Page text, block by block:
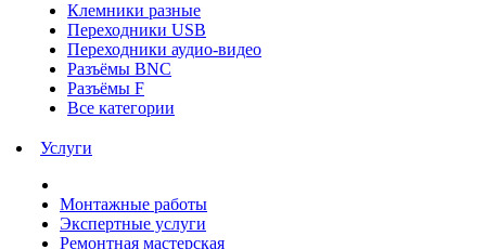
Клемники разные
Переходники USB
Переходники аудио-видео
Разъёмы BNC
Разъёмы F
Все категории
Услуги
Монтажные работы
Экспертные услуги
Ремонтная мастерская